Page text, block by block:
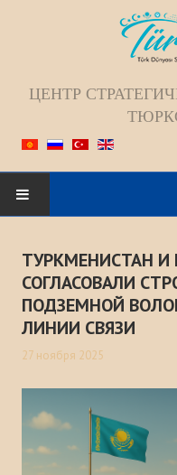
ЦЕНТР
ГЛАВНАЯ
О НАС
Коллектив
История
ТУРКМЕНИСТАН И
СОГЛАСОВАЛИ
ПОДЗЕМНОЙ
ЛИНИИ СВЯЗИ
27 ноября 2025